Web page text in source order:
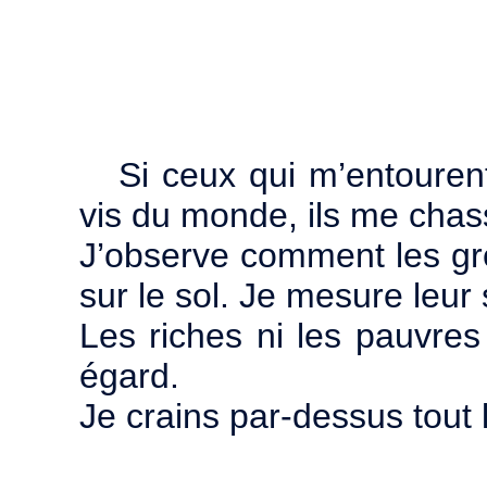
Si ceux qui
vis du monde, ils me
J’observe comment les
sur le sol. Je mesure leur
Les riches ni les
égard.
Je crains par-dessus tout